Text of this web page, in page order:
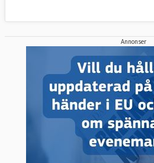
Annonser